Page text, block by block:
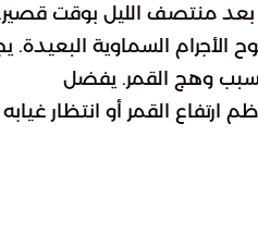
منتصف الليل بوقت قصير.
السماوية البعيدة.
وهج القمر. يفضل
ارتفاع القمر أو انتظار